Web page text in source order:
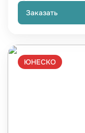
Заказать
ЮНЕСКО